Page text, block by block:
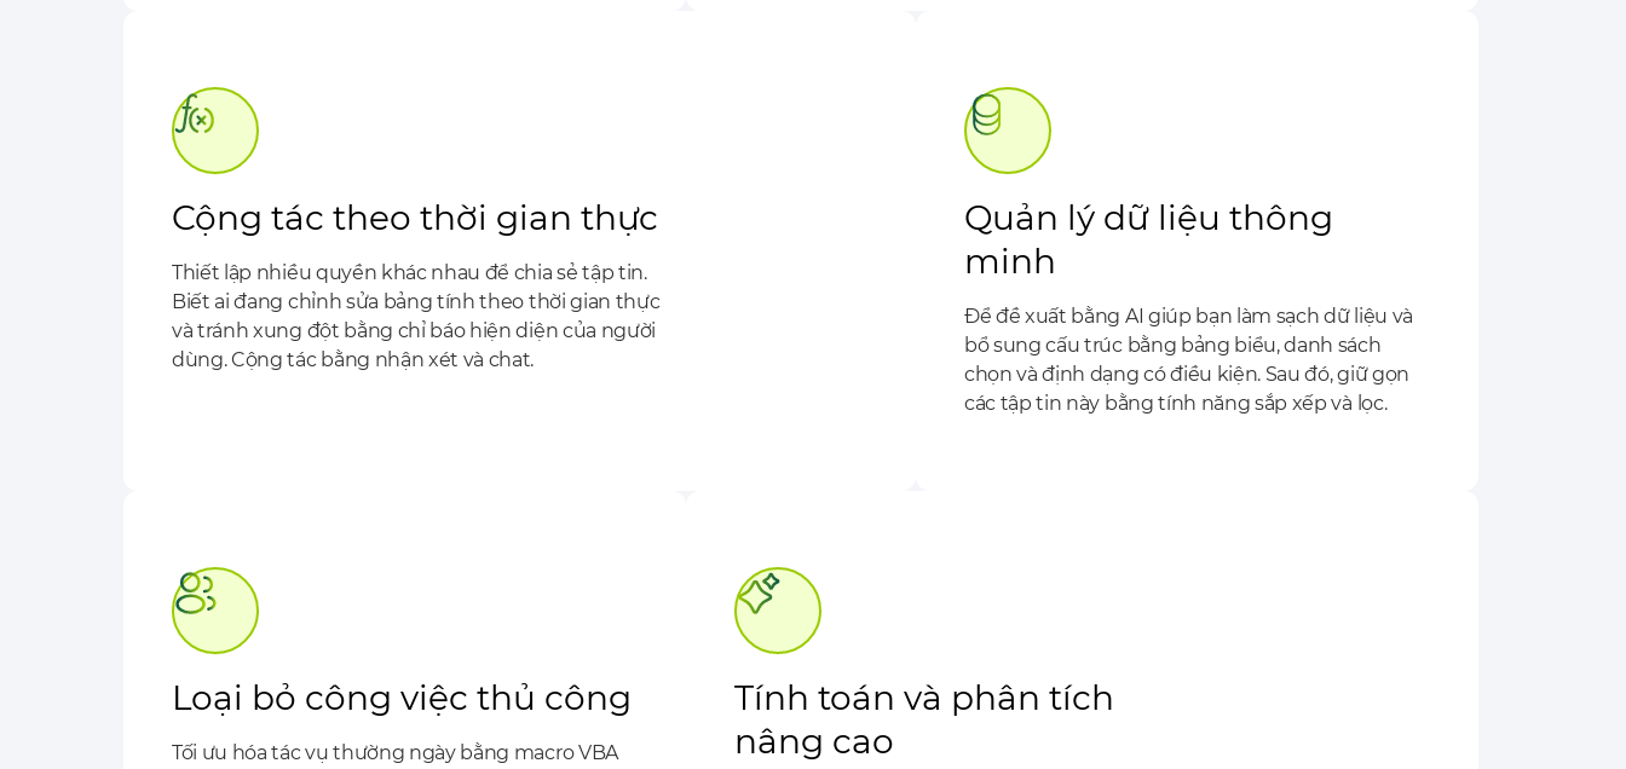
Cộng tác theo thời gian thực
Thiết lập nhiều quyền khác nhau để chia sẻ tập tin.
Biết ai đang chỉnh sửa bảng tính theo thời gian thực
và tránh xung đột bằng chỉ báo hiện diện của người
dùng. Cộng tác bằng nhận xét và chat.
Quản lý dữ liệu thông
minh
Để đề xuất bằng AI giúp bạn làm sạch dữ liệu và
bổ sung cấu trúc bằng bảng biểu, danh sách
chọn và định dạng có điều kiện. Sau đó, giữ gọn
các tập tin này bằng tính năng sắp xếp và lọc.
Loại bỏ công việc thủ công
Tối ưu hóa tác vụ thường ngày bằng macro VBA
Tính toán và phân tích
nâng cao